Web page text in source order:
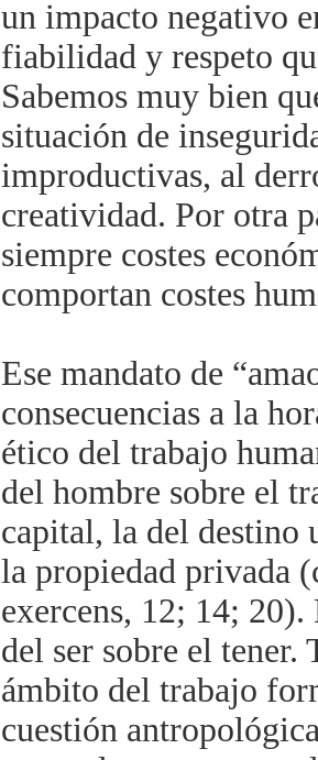
un impacto negativo
fiabilidad y respeto
Sabemos muy bien
situación de
improductivas, al
creatividad. Por otra
siempre costes
comportan costes
Ese mandato de
consecuencias a la
ético del trabajo
del hombre sobre el
capital, la del destino
la propiedad privada
exercens, 12; 14;
del ser sobre el
ámbito del trabajo
cuestión